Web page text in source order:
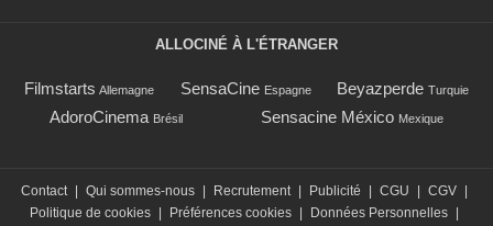
ALLOCINÉ À L'ÉTRANGER
Filmstarts Allemagne SensaCine Espagne Beyazperde Turquie
AdoroCinema Brésil Sensacine México Mexique
Contact Qui sommes-nous Recrutement Publicité CGU CGV
Politique de cookies
Préférences cookies Données Personnelles